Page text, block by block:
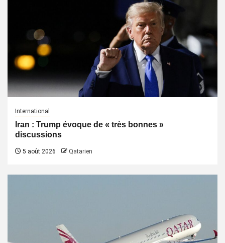
International
Iran : Trump évoque de « très bonnes »
discussions
5 août 2026 Qatarien